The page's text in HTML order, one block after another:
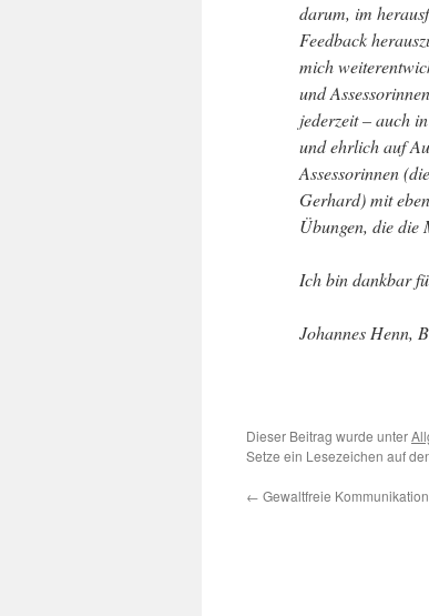
darum, im
Feedback
mich
und
jederzeit – auch
und ehrlich auf
Assessorinnen
Gerhard) mit
Übungen, die die
Ich bin dankbar
Johannes Henn,
Dieser Beitrag wurde unter
Setze ein Lesezeichen auf
← Gewaltfreie